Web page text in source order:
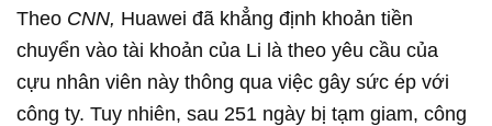
Theo CNN, Huawei đã khẳng định khoản tiền
chuyển vào tài khoản của Li là theo yêu cầu của
cựu nhân viên này thông qua việc gây sức ép với
công ty. Tuy nhiên, sau 251 ngày bị tạm giam, công